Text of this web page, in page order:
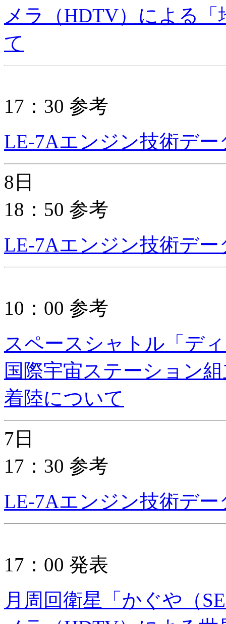
メラ（HDTV）による
て
17：30 参考
LE-7Aエンジン技術デ
8日
18：50 参考
LE-7Aエンジン技術デ
10：00 参考
スペースシャトル「デ
国際宇宙ステーション
着陸について
7日
17：30 参考
LE-7Aエンジン技術デ
17：00 発表
月周回衛星「かぐや（